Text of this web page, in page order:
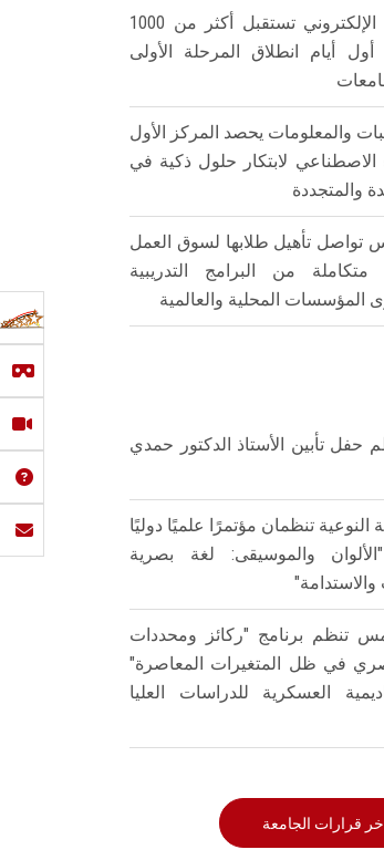
معامل التنسيق الإلكتروني تستقبل أكثر من 1000
أيام انطلاق المرحلة الأولى
والمعلومات يحصد المركز الأول
الاصطناعي لابتكار حلول ذكية في
والمتجددة
تأهيل طلابها لسوق العمل
من البرامج التدريبية
المؤسسات المحلية والعالمية
حفل تأبين الأستاذ الدكتور حمدي
النوعية تنظمان مؤتمرًا علميًا دوليًا
والموسيقى: لغة بصرية
تنظم برنامج "ركائز ومحددات
في ظل المتغيرات المعاصرة"
العسكرية للدراسات العليا
قرارات الجامعة